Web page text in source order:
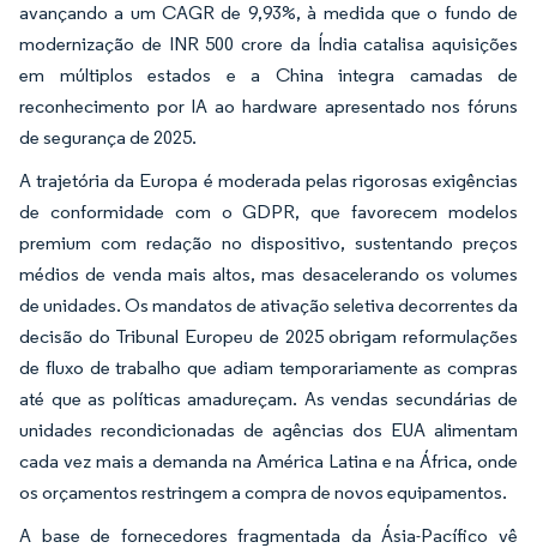
avançando a um CAGR de 9,93%, à medida que o fundo de
modernização de INR 500 crore da Índia catalisa aquisições
em múltiplos estados e a China integra camadas de
reconhecimento por IA ao hardware apresentado nos fóruns
de segurança de 2025.
A trajetória da Europa é moderada pelas rigorosas exigências
de conformidade com o GDPR, que favorecem modelos
premium com redação no dispositivo, sustentando preços
médios de venda mais altos, mas desacelerando os volumes
de unidades. Os mandatos de ativação seletiva decorrentes da
decisão do Tribunal Europeu de 2025 obrigam reformulações
de fluxo de trabalho que adiam temporariamente as compras
até que as políticas amadureçam. As vendas secundárias de
unidades recondicionadas de agências dos EUA alimentam
cada vez mais a demanda na América Latina e na África, onde
os orçamentos restringem a compra de novos equipamentos.
A base de fornecedores fragmentada da Ásia-Pacífico vê